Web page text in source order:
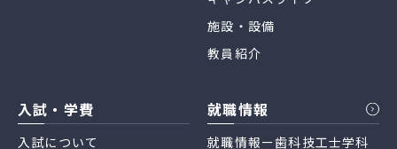
施設・設備
教員紹介
入試・学費
入試について
就職情報
就職情報ー歯科技工士学科